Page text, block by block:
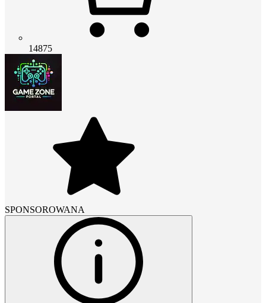
14875
SPONSOROWANA